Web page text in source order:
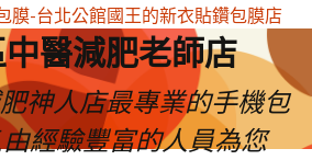
醫減肥老師店
神人店最專業的手機包
由經驗豐富的人員為您